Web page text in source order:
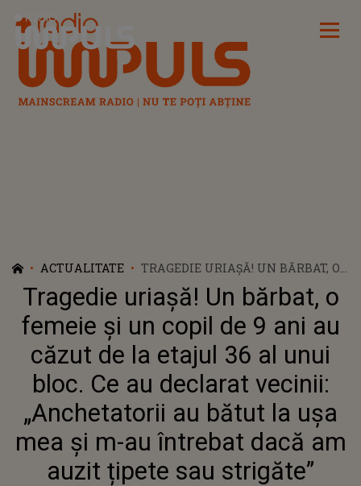
Radio Impuls
ACTUALITATE
TRAGEDIE URIAȘĂ! UN BĂRBAT, O
FEMEIE ȘI UN COPIL DE 9 ANI AU
CĂZUT DE LA ETAJUL 36 AL UNUI
BLOC. CE AU DECLARAT VECINII:
„ANCHETATORII AU BĂTUT LA
UȘA MEA ȘI M-AU ÎNTREBAT
DACĂ AM AUZIT ȚIPETE SAU
STRIGĂTE”
Tragedie uriașă! Un bărbat, o
femeie și un copil de 9 ani au
căzut de la etajul 36 al unui
bloc. Ce au declarat vecinii:
„Anchetatorii au bătut la ușa
mea și m-au întrebat dacă am
auzit țipete sau strigăte”